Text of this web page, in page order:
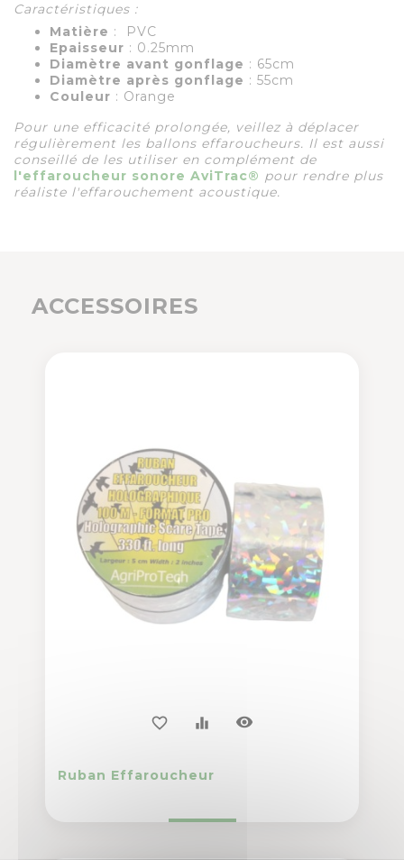
Caractéristiques :
Matière : PVC
Epaisseur : 0.25mm
Diamètre avant gonflage : 65cm
Diamètre après gonflage : 55cm
Couleur : Orange
Pour une efficacité prolongée, veillez à déplacer
régulièrement les ballons effaroucheurs. Il est aussi
conseillé de les utiliser en complément de
l'effaroucheur sonore AviTrac® pour rendre plus
réaliste l'effarouchement acoustique.
ACCESSOIRES
favorite_border equalizer visibility
Ruban Effaroucheur